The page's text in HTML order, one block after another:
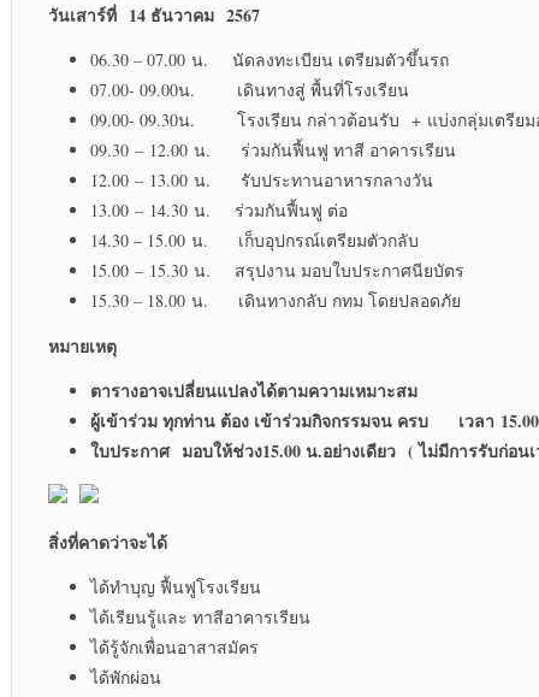
วันเสาร์ที่ 14 ธันวาคม 2567
06.30 – 07.00 น. นัดลงทะเบียน เตรียมตัวขึ้นรถ
07.00- 09.00น. เดินทางสู่ พื้นที่โรงเรียน
09.00- 09.30น. โรงเรียน กล่าวต้อนรับ + แบ่งกลุ่มเตรียม
09.30 – 12.00 น. ร่วมกันฟื้นฟู ทาสี อาคารเรียน
12.00 – 13.00 น. รับประทานอาหารกลางวัน
13.00 – 14.30 น. ร่วมกันฟื้นฟู ต่อ
14.30 – 15.00 น. เก็บอุปกรณ์เตรียมตัวกลับ
15.00 – 15.30 น. สรุปงาน มอบใบประกาศนียบัตร
15.30 – 18.00 น. เดินทางกลับ กทม โดยปลอดภัย
หมายเหตุ
ตารางอาจเปลี่ยนแปลงได้ตามความเหมาะสม
ผู้เข้าร่วม ทุกท่าน ต้อง เข้าร่วมกิจกรรมจน ครบ เวลา
ใบประกาศ มอบให้ช่วง15.00 น.อย่างเดียว ( ไม่มีการรับก่อน
สิ่งที่คาดว่าจะได้
ได้ทำบุญ ฟื้นฟูโรงเรียน
ได้เรียนรู้และ ทาสีอาคารเรียน
ได้รู้จักเพื่อนอาสาสมัคร
ได้พักผ่อน